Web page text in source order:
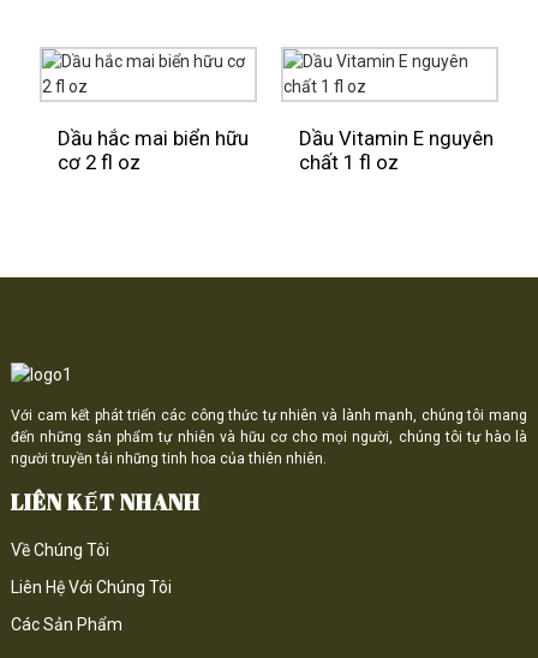
Dầu hắc mai biển hữu
cơ 2 fl oz
Dầu Vitamin E nguyên
chất 1 fl oz
Với cam kết phát triển các công thức tự nhiên và lành mạnh, chúng tôi mang
đến những sản phẩm tự nhiên và hữu cơ cho mọi người, chúng tôi tự hào là
người truyền tải những tinh hoa của thiên nhiên.
LIÊN KẾT NHANH
Về Chúng Tôi
Liên Hệ Với Chúng Tôi
Các Sản Phẩm